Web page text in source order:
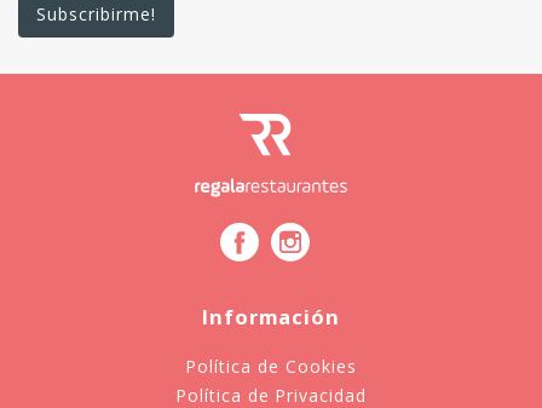
Información
Política de Cookies
Política de Privacidad